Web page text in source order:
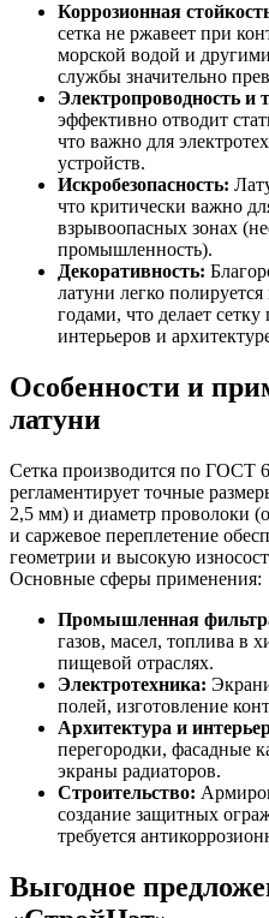
Коррозионная
сетка не ржавеет при
морской водой и
службы значительно
Электропроводность и
эффективно отводит
что важно для
устройств.
Искробезопасность:
что критически важно
взрывоопасных зонах
промышленность).
Декоративность:
латуни легко
годами, что делает
интерьеров и
Особенности и
латуни
Сетка производится по ГОСТ
регламентирует точные
2,5 мм) и диаметр проволоки
и саржевое переплетение
геометрии и высокую
Основные сферы применения:
Промышленная
газов, масел, топлива в
пищевой отраслях.
Электротехника:
полей, изготовление
Архитектура и
перегородки, фасадные
экраны радиаторов.
Строительство:
создание защитных
требуется
Выгодное